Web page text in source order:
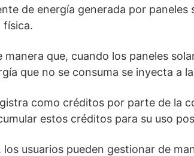
de energía generada por paneles
física.
que, cuando los paneles
que no se consuma se inyecta a
como créditos por parte de la
estos créditos para su uso
usuarios pueden gestionar de